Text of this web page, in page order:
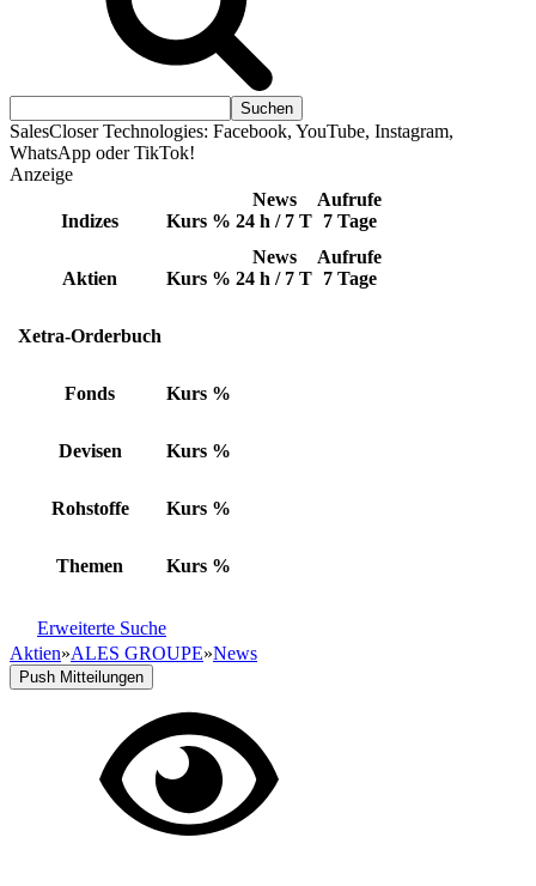
SalesCloser Technologies: Facebook, YouTube, Instagram,
WhatsApp oder TikTok!
Anzeige
Indizes Kurs %
News
24 h / 7 T
Aufrufe
7 Tage
Aktien Kurs %
News
24 h / 7 T
Aufrufe
7 Tage
Xetra-Orderbuch
Fonds Kurs %
Devisen Kurs %
Rohstoffe Kurs %
Themen Kurs %
Erweiterte Suche
Aktien»ALES GROUPE»News
Push Mitteilungen